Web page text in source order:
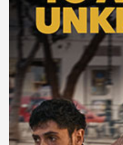
12 Nisan 2025 - 11:00
13 Nisan 2025 - 21:30
16 Nisan 2025 - 11:00